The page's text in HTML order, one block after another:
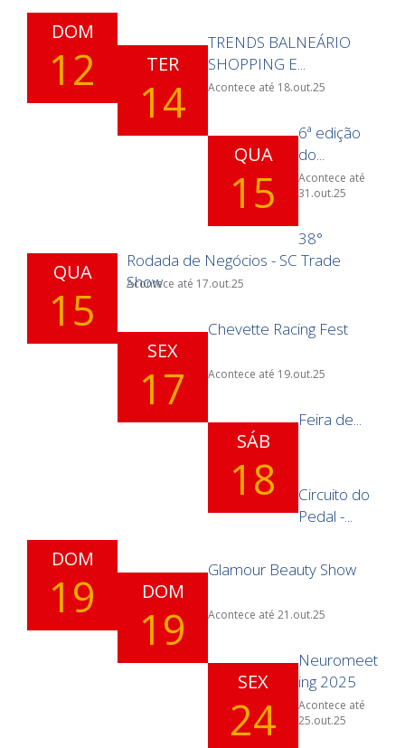
DOM
12 TER
14
TRENDS BALNEÁRIO
SHOPPING E...
Acontece até 18.out.25
QUA
15
6ª edição
do...
Acontece até
31.out.25
QUA
15
38°
Rodada de Negócios - SC Trade
Show
Acontece até 17.out.25
SEX
17
Chevette Racing Fest
Acontece até 19.out.25
SÁB
18
Feira de...
DOM
19
Circuito do
Pedal -...
DOM
19
Glamour Beauty Show
Acontece até 21.out.25
SEX
24
Neuromeet
ing 2025
Acontece até
25.out.25